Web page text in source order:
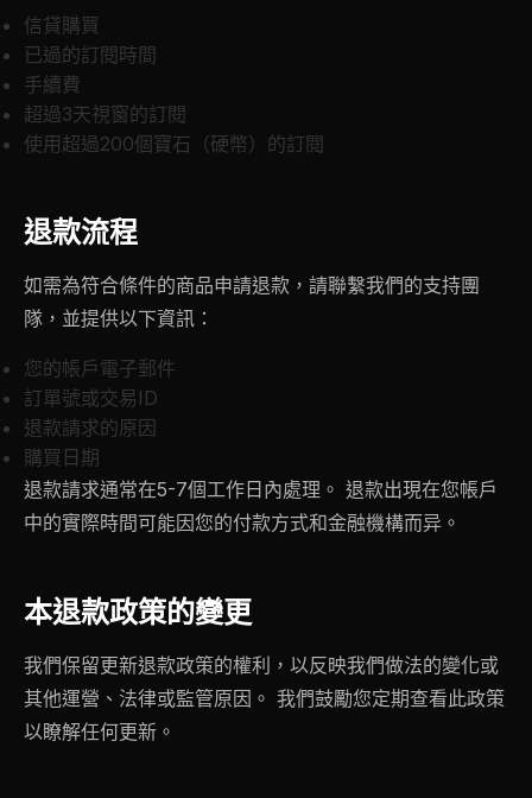
信貸購買
已過的訂閱時間
手續費
超過3天視窗的訂閱
使用超過200個寶石（硬幣）的訂閱
退款流程
如需為符合條件的商品申請退款，請聯繫我們的支持團
隊，並提供以下資訊：
您的帳戶電子郵件
訂單號或交易ID
退款請求的原因
購買日期
退款請求通常在5-7個工作日內處理。 退款出現在您帳戶
中的實際時間可能因您的付款方式和金融機構而异。
本退款政策的變更
我們保留更新退款政策的權利，以反映我們做法的變化或
其他運營、法律或監管原因。 我們鼓勵您定期查看此政策
以瞭解任何更新。